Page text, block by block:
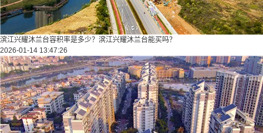
滨江兴耀沐兰台容积率是多少？滨江兴耀沐兰台能买吗？
2026-01-14 13:47:26